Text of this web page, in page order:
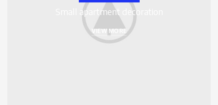
Small apartment decoration
VIEW MORE